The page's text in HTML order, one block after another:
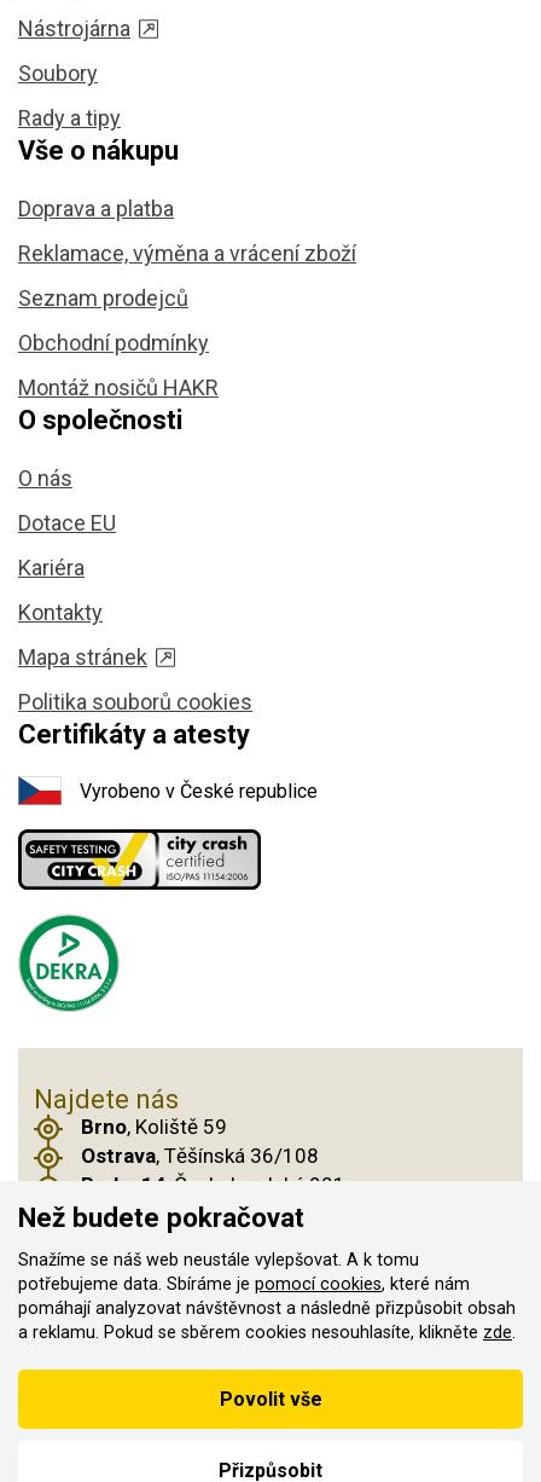
Nástrojárna
Soubory
Rady a tipy
Vše o nákupu
Doprava a platba
Reklamace, výměna a vrácení zboží
Seznam prodejců
Obchodní podmínky
Montáž nosičů HAKR
O společnosti
O nás
Dotace EU
Kariéra
Kontakty
Mapa stránek
Politika souborů cookies
Certifikáty a atesty
Vyrobeno v České republice
Najdete nás
Brno, Koliště 59
Ostrava, Těšínská 36/108
Praha 14, Českobrodská 901
© 2011–2026 ASN Hakr Brno. Všechna práva
vyhrazena
Vytvořilo
Podle zákona o evidenci tržeb je prodávající povinen vystavit
line; v případě technického výpadku pak nejpozději do 48 hodin.
Než budete pokračovat
Snažíme se náš web neustále vylepšovat. A k tomu
potřebujeme data. Sbíráme je pomocí cookies, které nám
pomáhají analyzovat návštěvnost a následně přizpůsobit obsah
a reklamu. Pokud se sběrem cookies nesouhlasíte, klikněte zde.
Přizpůsobit
Povolit vše